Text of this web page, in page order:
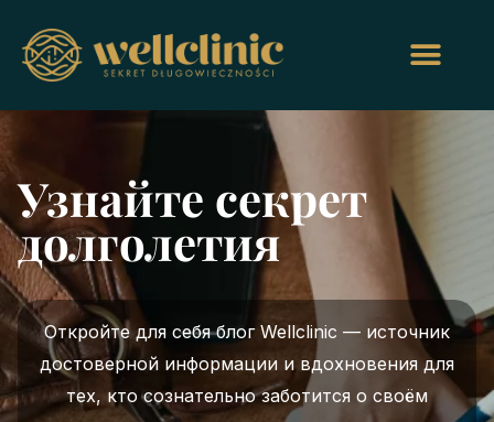
Узнайте секрет
долголетия
Откройте для себя блог Wellclinic — источник
достоверной информации и вдохновения для
тех, кто сознательно заботится о своём